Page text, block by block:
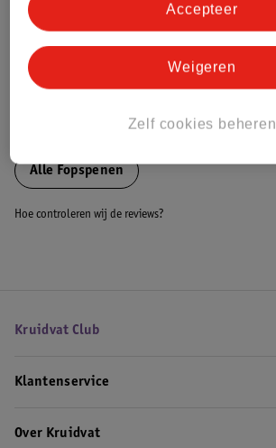
Bestel & Bezorginformatie
Alle Fopspenen
Hoe controleren wij de reviews?
Kruidvat Club
Klantenservice
Over Kruidvat
Zelf cookies beheren
Weigeren
Accepteer